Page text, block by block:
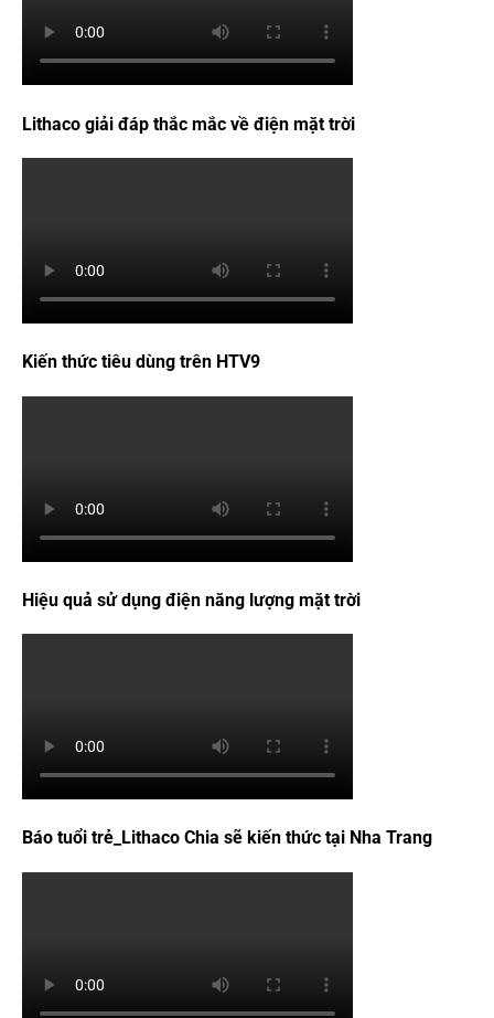
Lithaco giải đáp thắc mắc về điện mặt trời
Kiến thức tiêu dùng trên HTV9
Hiệu quả sử dụng điện năng lượng mặt trời
Báo tuổi trẻ_Lithaco Chia sẽ kiến thức tại Nha Trang